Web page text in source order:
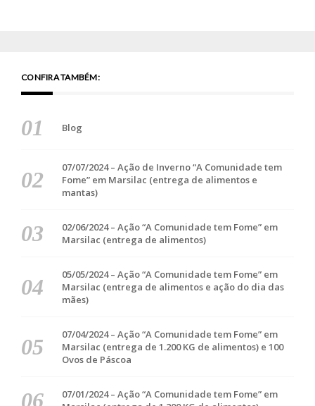
CONFIRA TAMBÉM:
Blog
07/07/2024 – Ação de Inverno “A Comunidade tem
Fome” em Marsilac (entrega de alimentos e
mantas)
02/06/2024 – Ação “A Comunidade tem Fome” em
Marsilac (entrega de alimentos)
05/05/2024 – Ação “A Comunidade tem Fome” em
Marsilac (entrega de alimentos e ação do dia das
mães)
07/04/2024 – Ação “A Comunidade tem Fome” em
Marsilac (entrega de 1.200 KG de alimentos) e 100
Ovos de Páscoa
07/01/2024 – Ação “A Comunidade tem Fome” em